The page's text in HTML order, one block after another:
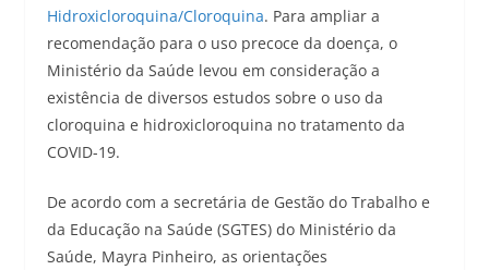
Hidroxicloroquina/Cloroquina. Para ampliar a
recomendação para o uso precoce da doença, o
Ministério da Saúde levou em consideração a
existência de diversos estudos sobre o uso da
cloroquina e hidroxicloroquina no tratamento da
COVID-19.
De acordo com a secretária de Gestão do Trabalho e
da Educação na Saúde (SGTES) do Ministério da
Saúde, Mayra Pinheiro, as orientações